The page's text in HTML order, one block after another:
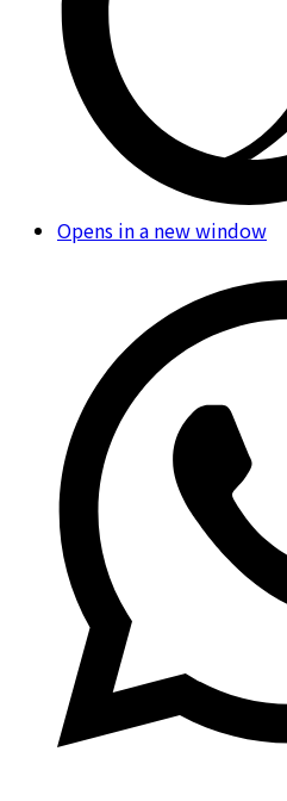
Opens in a new window